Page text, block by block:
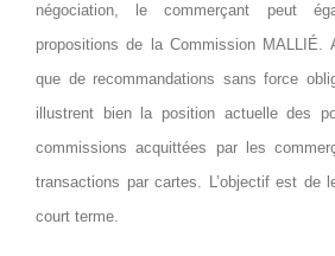
négociation, le commerçant peut
propositions de la Commission MALLIÉ.
que de recommandations sans force
illustrent bien la position actuelle des
commissions acquittées par les
transactions par cartes. L’objectif est de
court terme.